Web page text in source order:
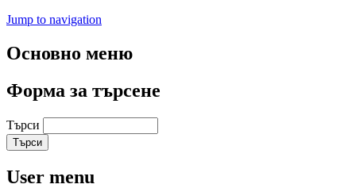
Jump to navigation
Основно меню
Форма за търсене
Търси
User menu